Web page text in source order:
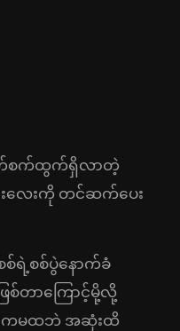
က်စက်ထွက်ရှိလာတဲ့
းလေးကို တင်ဆက်ပေး
ရဲ့စစ်ပွဲနောက်ခံ
ဖြစ်တာကြောင့်မို့လို့
ကမထဘဲ အဆုံးထိ